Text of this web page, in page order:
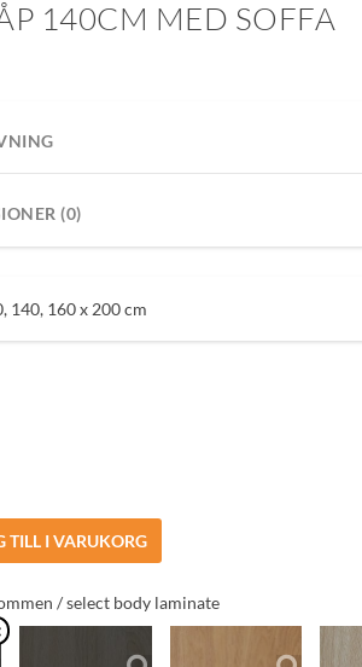
140CM MED SOFFA
(0)
140, 160 x 200 cm
TILL I VARUKORG
/ select body laminate